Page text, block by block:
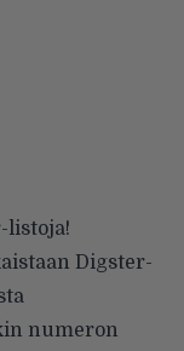
listoja!
Digster-
numeron